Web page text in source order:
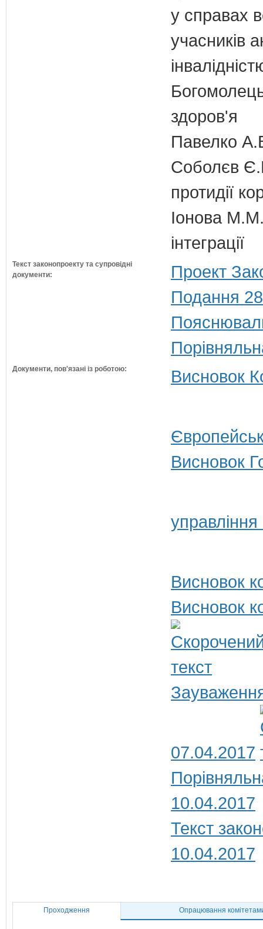
у справах
учасників
здоров'я
Павелко
Соболєв
протидії
Іонова М.М.
інтеграції
Текст законопроекту та супровідні
документи:
Проект
Подання
Документи, пов'язані із роботою: Висновок
Висновок
Висновок
Висновок
07.04.2017
10.04.2017
Текст
10.04.2017
Проходження Опрацювання